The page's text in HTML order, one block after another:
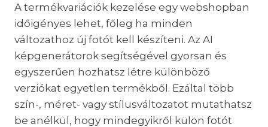
A termékvariációk kezelése egy webshopban
időigényes lehet, főleg ha minden
változathoz új fotót kell készíteni. Az AI
képgenerátorok segítségével gyorsan és
egyszerűen hozhatsz létre különböző
verziókat egyetlen termékből. Ezáltal több
szín-, méret- vagy stílusváltozatot mutathatsz
be anélkül, hogy mindegyikről külön fotót